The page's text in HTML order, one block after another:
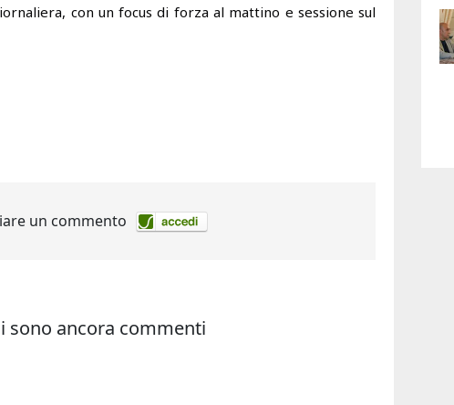
con un focus di forza al mattino e sessione sul